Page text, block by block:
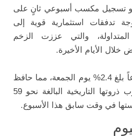
تسجيل مكسب أسبوعي ثانٍ على
تدفقات استثمارية قوية إلى
والتي عززت الزخم
خلال الأيام الأخيرة.
وشهدت الأسعار ارتفاعاً بلغ 2.4% يوم الجمعة، مما حافظ
على تداول الفضة قرب ذروتها التاريخية البالغة نحو 59
في وقت سابق هذا الأسبوع.